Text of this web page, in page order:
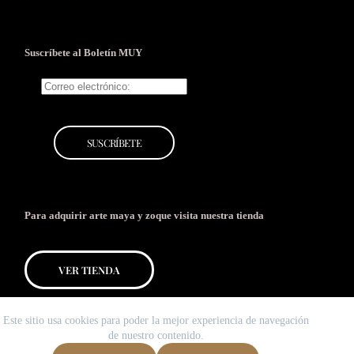
Este sitio usa cookies para poder la mejor experiencia de navegación
de nuestro contenido.
Suscríbete al Boletín MUY
Para adquirir arte maya y zoque visita nuestra tienda
VER TIENDA